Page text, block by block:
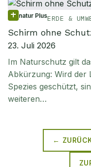
natur PlusERDE &
Schirm ohne
23. Juli 2026
Im Naturschutz gilt
Abkürzung: Wird der
Spezies geschützt,
weiteren…
←